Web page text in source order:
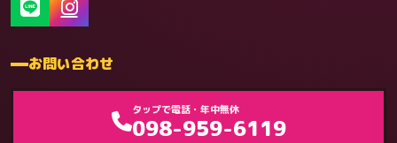
お問い合わせ
タップで電話・年中無休
098-959-6119